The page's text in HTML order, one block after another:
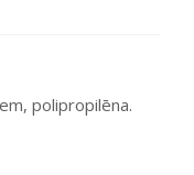
polipropilēna.